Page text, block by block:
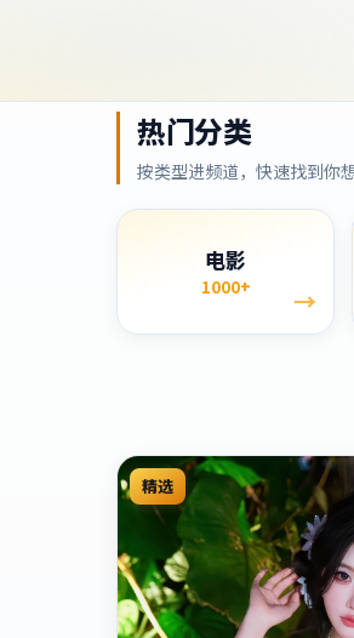
热门分类
按类型进频道，快速找到你
电影
1000+ →
精选